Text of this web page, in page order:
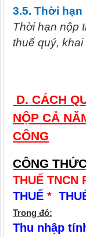
3.5. Thời hạn
Thời hạn nộp
thuế quý,
D. CÁCH
NỘP CẢ
CÔNG
CÔNG
THUẾ TNCN
THUẾ *
Trong đó:
Thu nhập